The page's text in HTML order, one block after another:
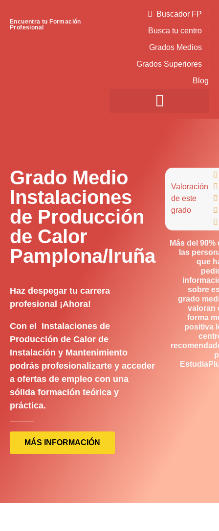
Encuentra tu Formación
Profesional
Buscador FP
Busca tu centro
Grados Medios
Grados Superiores
Blog
Grado Medio
Instalaciones
de Producción
de Calor
Pamplona/Iruña
Haz despegar tu carrera
profesional ¡Ahora!
Con el Instalaciones de
Producción de Calor de
Instalación y Mantenimiento
podrás profesionalizarte y acceder
a ofertas de empleo con una
sólida formación teórica y
práctica.
MÁS INFORMACIÓN
Valoración
de este
grado





Más del 90%
las
que
sobre
grado
valoran
forma
positiva